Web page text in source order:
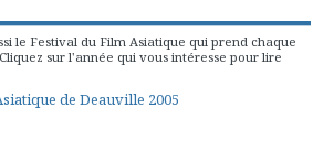
le Festival du Film Asiatique qui prend chaque
sur l'année qui vous intéresse pour lire
de Deauville 2005